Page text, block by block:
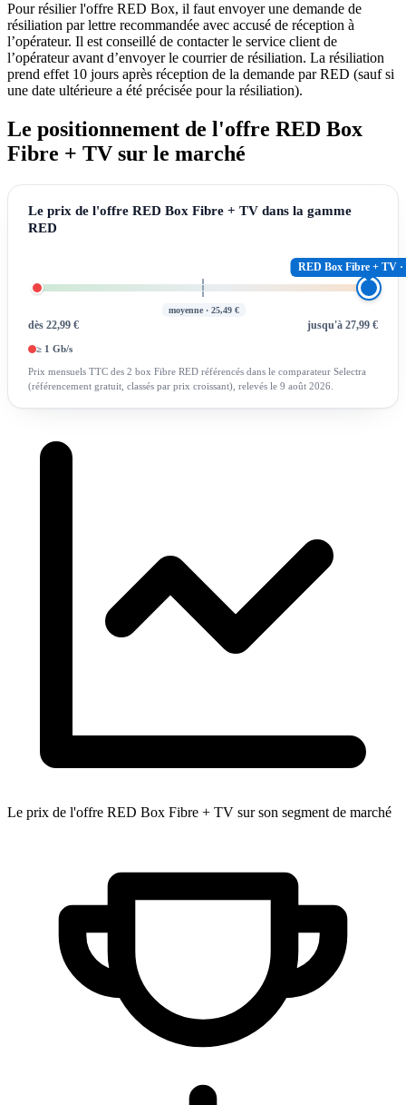
Pour résilier l'offre RED Box, il faut envoyer une demande de
résiliation par lettre recommandée avec accusé de réception à
l’opérateur. Il est conseillé de contacter le service client de
l’opérateur avant d’envoyer le courrier de résiliation. La résiliation
prend effet 10 jours après réception de la demande par RED (sauf si
une date ultérieure a été précisée pour la résiliation).
Le positionnement de l'offre RED Box
Fibre + TV sur le marché
Le prix de l'offre RED Box Fibre + TV dans la gamme
RED
moyenne · 25,49 €
RED Box Fibre + TV ·
dès 22,99 € jusqu'à 27,99 €
≥ 1 Gb/s
Prix mensuels TTC des 2 box Fibre RED référencés dans le comparateur Selectra
(référencement gratuit, classés par prix croissant), relevés le 9 août 2026.
Le prix de l'offre RED Box Fibre + TV sur son segment de marché